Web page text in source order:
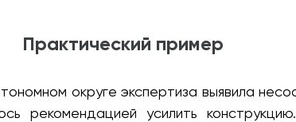
Практический пример
округе экспертиза выявила
рекомендацией усилить